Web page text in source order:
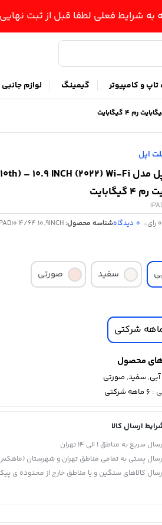
به شرایط فعلی لطفا قبل از ثبت
تاپ و کامپیوتر گیمینگ لوازم جانبی
اپل
گیگابایت
0 دیدگاهشناسه محصول: 4/64 10.9INCH
سفید صورتی
محصول
آبی, سفید,صورتی
: 6 ماهه شرکتی
ارسال کالا
سریع به مناطق 1 الی 14 تهران
پستی به تمامی مناطق تهران و شهرستان
کالاهای سنگین و یا مناطق خارج از محدوده ی